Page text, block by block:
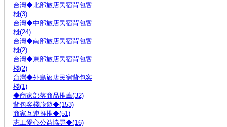
台灣◆北部旅店民宿背包客
棧(3)
台灣◆中部旅店民宿背包客
棧(24)
台灣◆南部旅店民宿背包客
棧(2)
台灣◆東部旅店民宿背包客
棧(2)
台灣◆外島旅店民宿背包客
棧(1)
◆商家部落商品推薦(32)
背包客棧旅遊◆(153)
商家互連推推◆(51)
志工愛心公益協尋◆(16)